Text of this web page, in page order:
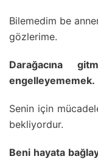
Bilemedim be
gözlerime.
Darağacına
engelleyememek.
Senin için
bekliyordur.
Beni hayata